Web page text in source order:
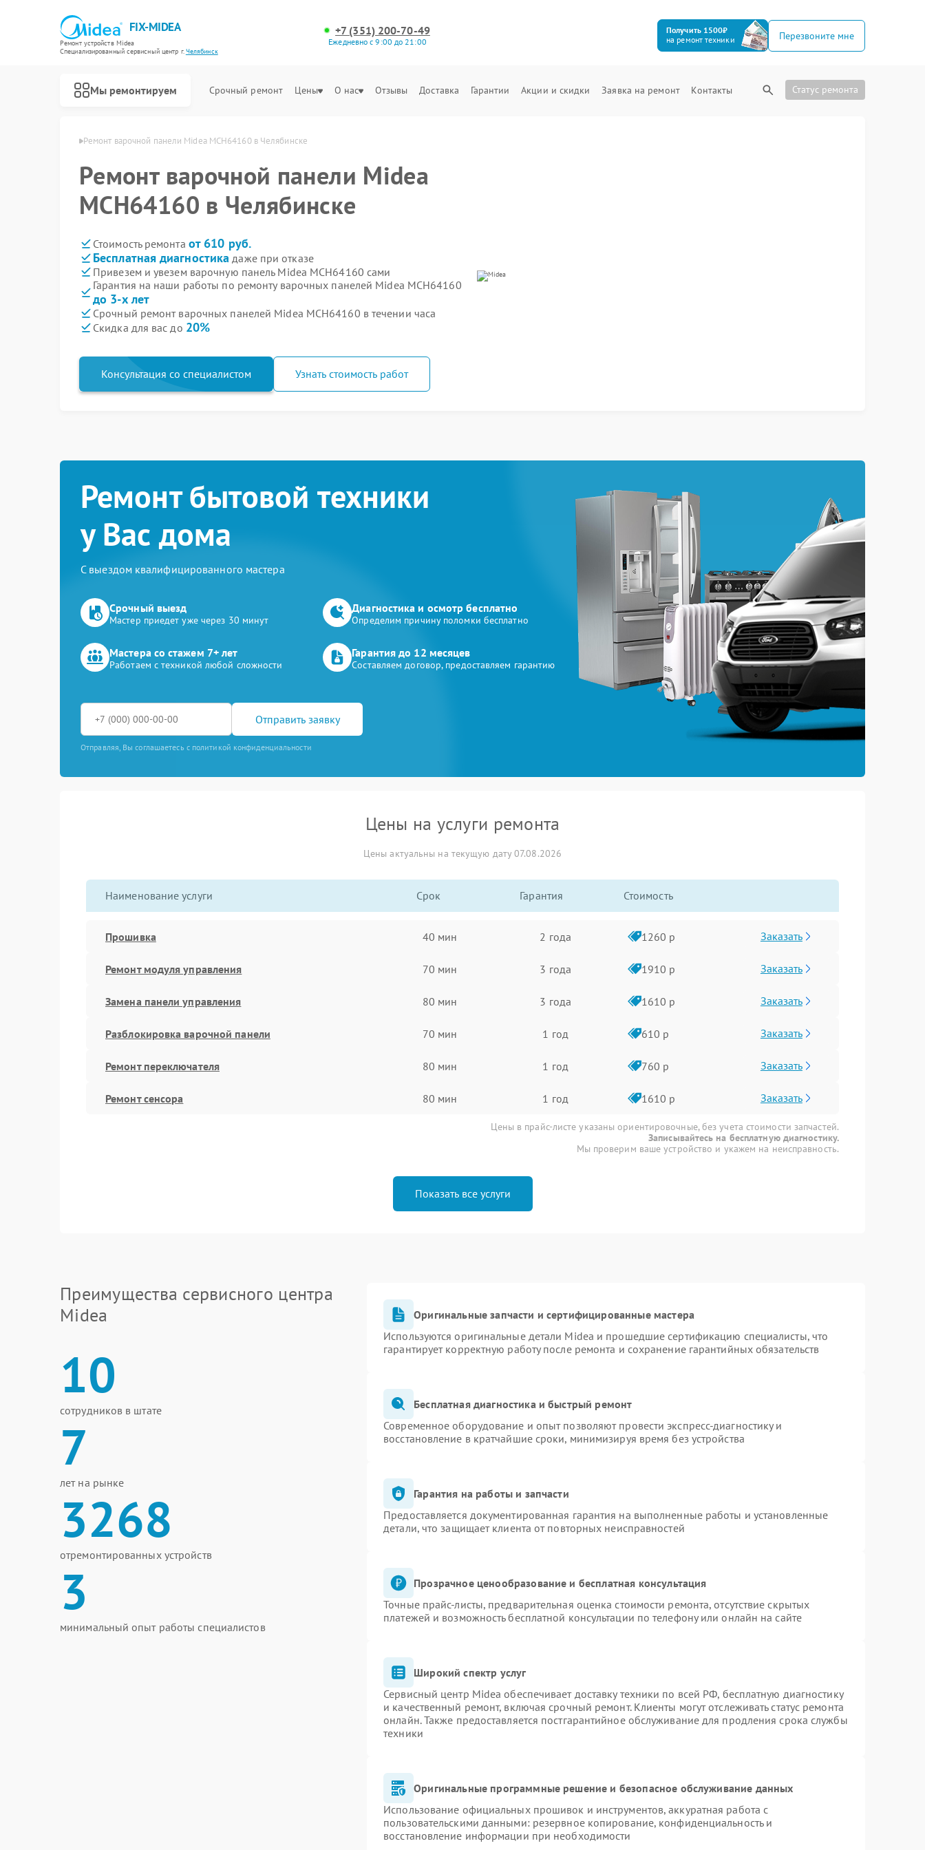
FIX-MIDEA
Ремонт устройств Midea
Специализированный cервисный центр г.Челябинск
+7 (351) 200-70-49
Ежедневно с 9:00 до 21:00
Получить 1500₽
на ремонт техники
Перезвоните мне
Мы ремонтируем Срочный ремонт Цены О нас Отзывы Доставка Гарантии Акции и скидки Заявка на ремонт Контакты Статус ремонта
Ремонт варочной панели Midea MCH64160 в Челябинске
Ремонт варочной панели Midea
MCH64160 в Челябинске
Стоимость ремонта от 610 руб.
Бесплатная диагностика даже при отказе
Привезем и увезем варочную панель Midea MCH64160 сами
Гарантия на наши работы по ремонту варочных панелей Midea MCH64160
до 3-х лет
Срочный ремонт варочных панелей Midea MCH64160 в течении часа
Скидка для вас до 20%
Консультация со специалистом Узнать стоимость работ
Ремонт бытовой техники
у Вас дома
С выездом квалифицированного мастера
Срочный выезд
Мастер приедет уже через 30 минут
Диагностика и осмотр бесплатно
Определим причину поломки бесплатно
Мастера со стажем 7+ лет
Работаем с техникой любой сложности
Гарантия до 12 месяцев
Составляем договор, предоставляем гарантию
Отправить заявку
Отправляя, Вы соглашаетесь с политикой конфиденциальности
Цены на услуги ремонта
Цены актуальны на текущую дату 07.08.2026
Наименование услуги Срок Гарантия Стоимость
Прошивка 40 мин 2 года 1260 р Заказать
Ремонт модуля управления 70 мин 3 года 1910 р Заказать
Замена панели управления 80 мин 3 года 1610 р Заказать
Разблокировка варочной панели 70 мин 1 год 610 р Заказать
Ремонт переключателя 80 мин 1 год 760 р Заказать
Ремонт сенсора 80 мин 1 год 1610 р Заказать
Цены в прайс-листе указаны ориентировочные, без учета стоимости запчастей.
Записывайтесь на бесплатную диагностику.
Мы проверим ваше устройство и укажем на неисправность.
Показать все услуги
Преимущества сервисного центра
Midea
10
сотрудников в штате
7
лет на рынке
3268
отремонтированных устройств
3
минимальный опыт работы специалистов
Оригинальные запчасти и сертифицированные мастера
Используются оригинальные детали Midea и прошедшие сертификацию специалисты, что
гарантирует корректную работу после ремонта и сохранение гарантийных обязательств
Бесплатная диагностика и быстрый ремонт
Современное оборудование и опыт позволяют провести экспресс-диагностику и
восстановление в кратчайшие сроки, минимизируя время без устройства
Гарантия на работы и запчасти
Предоставляется документированная гарантия на выполненные работы и установленные
детали, что защищает клиента от повторных неисправностей
Прозрачное ценообразование и бесплатная консультация
Точные прайс-листы, предварительная оценка стоимости ремонта, отсутствие скрытых
платежей и возможность бесплатной консультации по телефону или онлайн на сайте
Широкий спектр услуг
Сервисный центр Midea обеспечивает доставку техники по всей РФ, бесплатную диагностику
и качественный ремонт, включая срочный ремонт. Клиенты могут отслеживать статус ремонта
онлайн. Также предоставляется постгарантийное обслуживание для продления срока службы
техники
Оригинальные программные решение и безопасное обслуживание данных
Использование официальных прошивок и инструментов, аккуратная работа с
пользовательскими данными: резервное копирование, конфиденциальность и
восстановление информации при необходимости